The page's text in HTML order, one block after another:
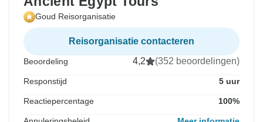
Goud Reisorganisatie
Reisorganisatie contacteren
Beoordeling 4,2 (352 beoordelingen)
Responstijd 5 uur
Reactiepercentage 100%